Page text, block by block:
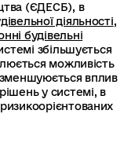
(ЄДЕСБ), в
діяльності,
будівельні
збільшується
можливість
зменшуюється вплив
у системі, в